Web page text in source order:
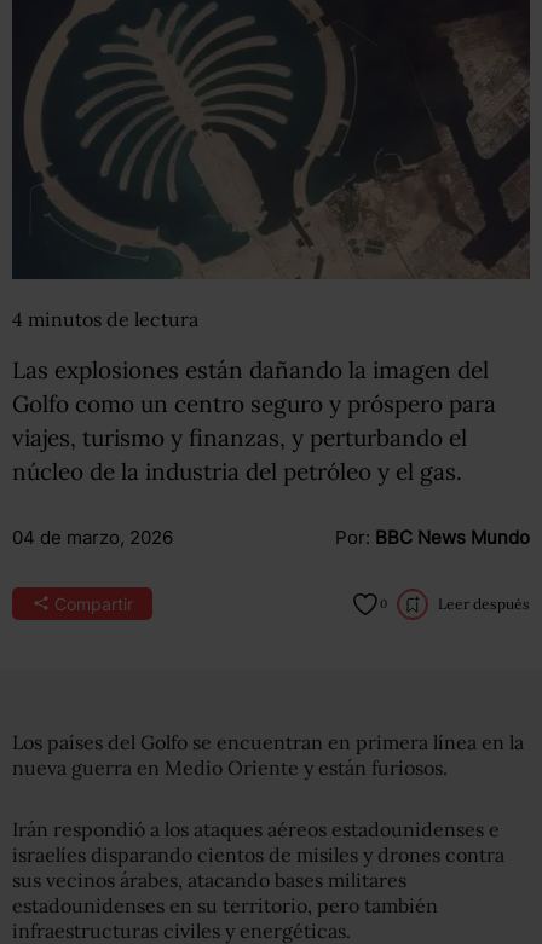
4 minutos de lectura
Las explosiones están dañando la imagen del
Golfo como un centro seguro y próspero para
viajes, turismo y finanzas, y perturbando el
núcleo de la industria del petróleo y el gas.
04 de marzo, 2026 Por: BBC News Mundo
Compartir 0 Leer después
Los países del Golfo se encuentran en primera línea en la
nueva guerra en Medio Oriente y están furiosos.
Irán respondió a los ataques aéreos estadounidenses e
israelíes disparando cientos de misiles y drones contra
sus vecinos árabes, atacando bases militares
estadounidenses en su territorio, pero también
infraestructuras civiles y energéticas.